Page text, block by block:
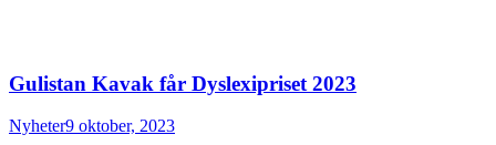
Gulistan Kavak får Dyslexipriset 2023
Nyheter9 oktober, 2023